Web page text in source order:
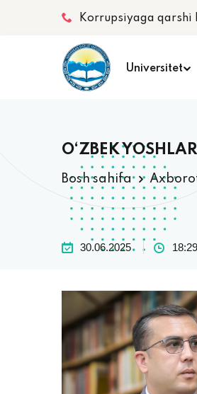
Korrupsiyaga qarshi
Universitet
O‘ZBEK
Bosh sahifa
30.06.2025 18:29